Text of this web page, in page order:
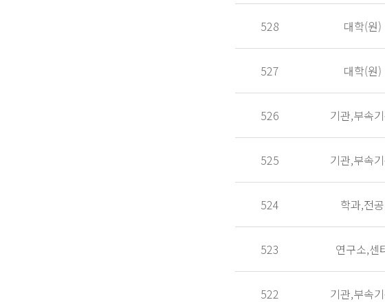
528 대학(원)
527 대학(원)
526 기관,부속
525 기관,부속
524 학과,전공
523 연구소,센
522 기관,부속